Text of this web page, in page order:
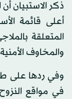
ذكر الاستبيان
والمخاوف الأمنية (11 في
في مواقع